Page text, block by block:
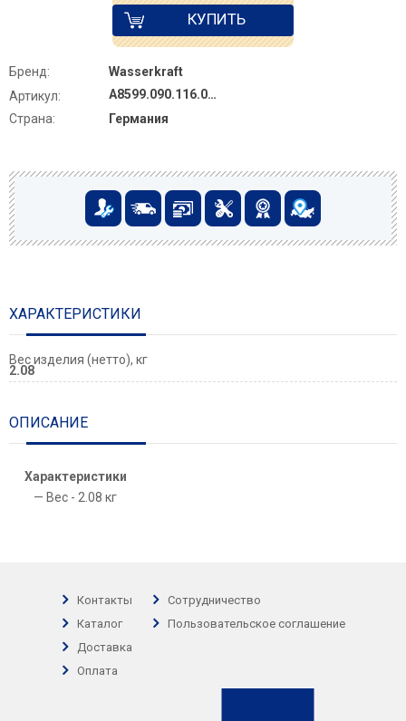
КУПИТЬ
Бренд:
Wasserkraft
Артикул:
A8599.090.116.010.127.011 Thermo
Страна:
Германия
ХАРАКТЕРИСТИКИ
Вес изделия (нетто), кг
2.08
ОПИСАНИЕ
Характеристики
Вес - 2.08 кг
Контакты
Каталог
Доставка
Оплата
Сотрудничество
Пользовательское соглашение